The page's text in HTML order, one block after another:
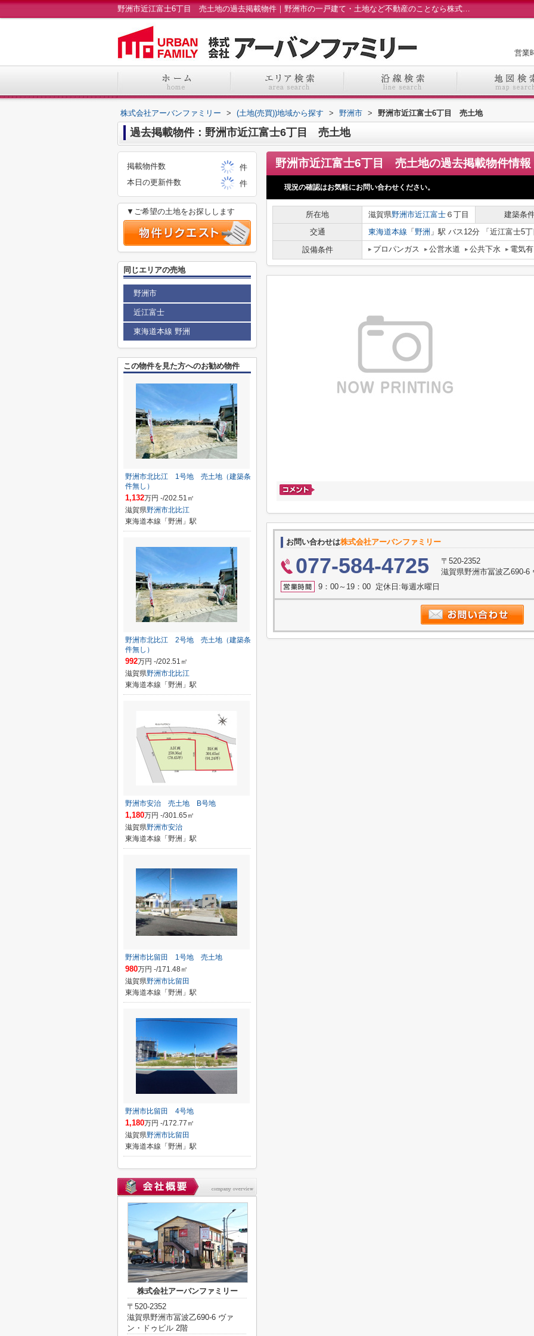
野洲市近江富士6丁目 売土地の過去掲載物件｜野洲市の一戸建て・土地など不動産のことなら株式会社アーバンファミリーへ
営業
株式会社アーバンファミリー > (土地(売買))地域から探す > 野洲市 > 野洲市近江富士6丁目 売土地
過去掲載物件：野洲市近江富士6丁目 売土地
野洲市近江富士6丁目 売土地の過去掲載物件情報
現況の確認はお気軽にお問い合わせください。
所在地 滋賀県野洲市近江富士 ６丁目 建築条
交通
東海道本線 「 野洲 」駅 バス12分 「近江富士5
設備条件
プロパンガス 公営水道 公共下水 電気有
お問い合わせは株式会社アーバンファミリー
077-584-4725
〒520-2352
滋賀県野洲市冨波乙690-6
9：00～19：00 定休日:毎週水曜日
掲載物件数
件
本日の更新件数
件
▼ご希望の土地をお探しします
同じエリアの売地
野洲市
近江富士
東海道本線 野洲
この物件を見た方へのお勧め物件
野洲市北比江 1号地 売土地（建築条
件無し）
1,132万円 -/202.51㎡
滋賀県野洲市北比江
東海道本線「野洲」駅
野洲市北比江 2号地 売土地（建築条
件無し）
992万円 -/202.51㎡
滋賀県野洲市北比江
東海道本線「野洲」駅
野洲市安治 売土地 B号地
1,180万円 -/301.65㎡
滋賀県野洲市安治
東海道本線「野洲」駅
野洲市比留田 1号地 売土地
980万円 -/171.48㎡
滋賀県野洲市比留田
東海道本線「野洲」駅
野洲市比留田 4号地
1,180万円 -/172.77㎡
滋賀県野洲市比留田
東海道本線「野洲」駅
株式会社アーバンファミリー
〒520-2352
滋賀県野洲市冨波乙690-6 ヴァ
ン・ドゥビル 2階